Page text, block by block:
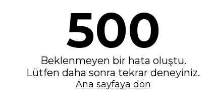
500
Beklenmeyen bir hata oluştu.
Lütfen daha sonra tekrar deneyiniz.
Ana sayfaya dön